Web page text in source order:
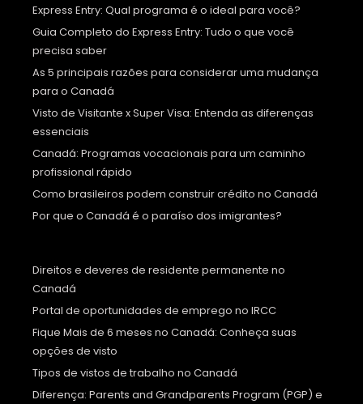
Express Entry: Qual programa é o ideal para você?
Guia Completo do Express Entry: Tudo o que você
precisa saber
As 5 principais razões para considerar uma mudança
para o Canadá
Visto de Visitante x Super Visa: Entenda as diferenças
essenciais
Canadá: Programas vocacionais para um caminho
profissional rápido
Como brasileiros podem construir crédito no Canadá
Por que o Canadá é o paraíso dos imigrantes?
Direitos e deveres de residente permanente no
Canadá
Portal de oportunidades de emprego no IRCC
Fique Mais de 6 meses no Canadá: Conheça suas
opções de visto
Tipos de vistos de trabalho no Canadá
Diferença: Parents and Grandparents Program (PGP) e